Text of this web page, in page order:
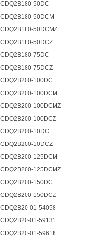
CDQ2B180-50DC
CDQ2B180-50DCM
CDQ2B180-50DCMZ
CDQ2B180-50DCZ
CDQ2B180-75DC
CDQ2B180-75DCZ
CDQ2B200-100DC
CDQ2B200-100DCM
CDQ2B200-100DCMZ
CDQ2B200-100DCZ
CDQ2B200-10DC
CDQ2B200-10DCZ
CDQ2B200-125DCM
CDQ2B200-125DCMZ
CDQ2B200-150DC
CDQ2B200-150DCZ
CDQ2B20-01-54058
CDQ2B20-01-59131
CDQ2B20-01-59618